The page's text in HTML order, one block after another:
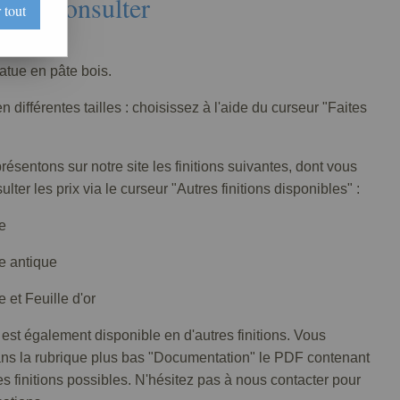
consulter
en pâte bois.
différentes tailles : choisissez à l'aide du curseur "Faites
sur notre site les finitions suivantes, dont vous
les prix via le curseur "Autres finitions disponibles" :
antique
et Feuille d'or
également disponible en d'autres finitions. Vous
la rubrique plus bas "Documentation" le PDF contenant
finitions possibles. N'hésitez pas à nous contacter pour